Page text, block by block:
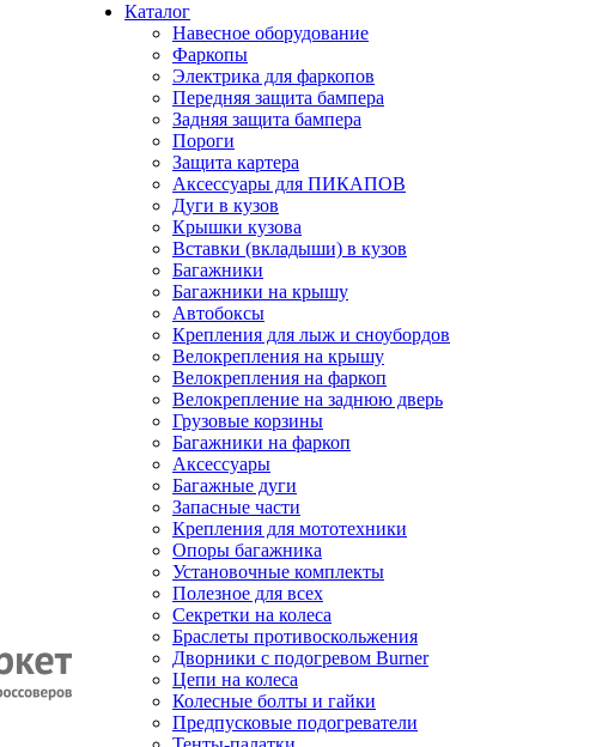
Каталог
Навесное оборудование
Фаркопы
Электрика для фаркопов
Передняя защита бампера
Задняя защита бампера
Пороги
Защита картера
Аксессуары для ПИКАПОВ
Дуги в кузов
Крышки кузова
Вставки (вкладыши) в кузов
Багажники
Багажники на крышу
Автобоксы
Крепления для лыж и сноубордов
Велокрепления на крышу
Велокрепления на фаркоп
Велокрепление на заднюю дверь
Грузовые корзины
Багажники на фаркоп
Аксессуары
Багажные дуги
Запасные части
Крепления для мототехники
Опоры багажника
Установочные комплекты
Полезное для всех
Секретки на колеса
Браслеты противоскольжения
Дворники с подогревом Burner
Цепи на колеса
Колесные болты и гайки
Предпусковые подогреватели